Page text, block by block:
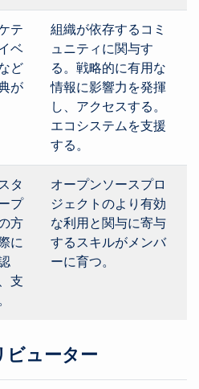
テ
ベ
ど
が
組織が依存するコミ
ュニティに関与す
る。戦略的に有用な
情報に影響力を発揮
し、アクセスする。
エコシステムを支援
する。
タ
プ
方
に
支
オープンソースプロ
ジェクトのより有効
な利用と関与に寄与
するスキルがメンバ
ーに育つ。
ビューター